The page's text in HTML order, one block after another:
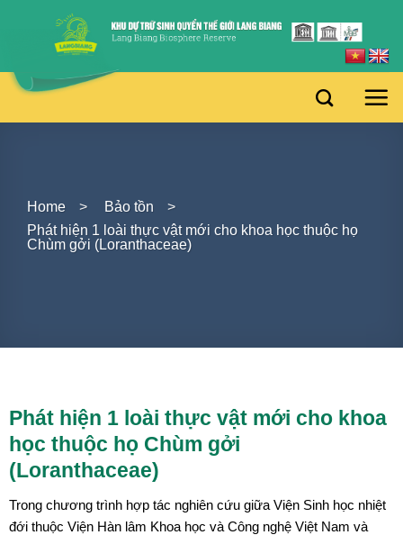
Home > Bảo tồn
>
Phát hiện 1 loài thực vật mới cho khoa học thuộc họ
Chùm gởi (Loranthaceae)
Phát hiện 1 loài thực vật mới cho khoa
học thuộc họ Chùm gởi
(Loranthaceae)
Trong chương trình hợp tác nghiên cứu giữa Viện Sinh học nhiệt
đới thuộc Viện Hàn lâm Khoa học và Công nghệ Việt Nam và